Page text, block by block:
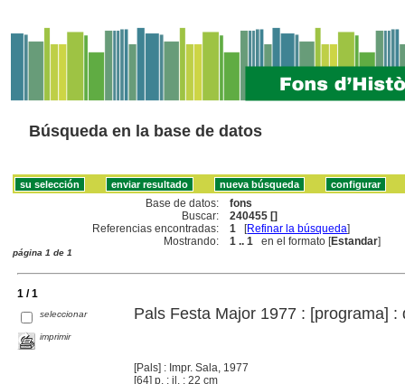
Búsqueda en la base de datos
Base de datos:
fons
Buscar:
240455 []
Referencias encontradas:
1 [Refinar la búsqueda]
Mostrando:
1 .. 1 en el formato [Estandar]
página 1 de 1
1 / 1
seleccionar
imprimir
Pals Festa Major 1977 : [programa] :
[Pals] : Impr. Sala, 1977
[64] p. : il. ; 22 cm